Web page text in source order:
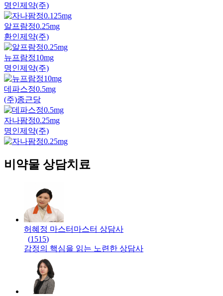
명인제약(주)
알프람정0.25mg
환인제약(주)
뉴프람정10mg
명인제약(주)
데파스정0.5mg
(주)종근당
자나팜정0.25mg
명인제약(주)
비약물 상담치료
허혜정 마스터 마스터 상담사
(1515)
감정의 핵심을 읽는 노련한 상담사